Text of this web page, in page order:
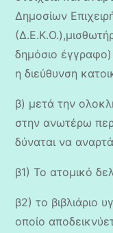
Δημοσίων
δημόσιο
η διεύθυνση
β) μετά την
στην ανωτέρω
δύναται να
β1) Το ατομικό
β2) το βιβλιάριο
οποίο